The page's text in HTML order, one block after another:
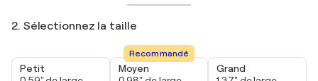
2. Sélectionnez la taille
Petit
Recommandé
Moyen
Grand